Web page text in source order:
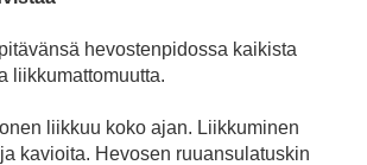
hevostenpidossa kaikista
liikkumattomuutta.
liikkuu koko ajan. Liikkuminen
kavioita. Hevosen ruuansulatuskin